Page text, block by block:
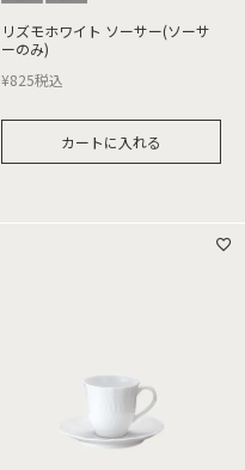
リズモホワイト ソーサー(ソーサ
ーのみ)
¥825税込
カートに入れる